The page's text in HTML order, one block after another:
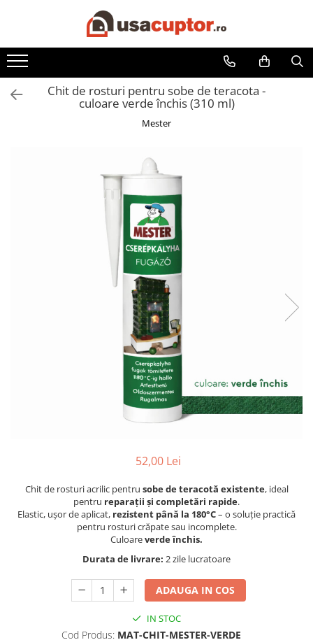
Accesorii si componente
Cuptor soba
Admisie aer pentru ardere
Chit de rosturi pentru sobe de teracota -
culoare verde închis (310 ml)
Mester
52,00 Lei
Chit de rosturi acrilic pentru sobe de teracotă existente, ideal
pentru reparații și completări rapide.
Elastic, ușor de aplicat, rezistent până la 180°C– o soluție practică
pentru rosturi crăpate sau incomplete.
Culoareverde închis.
Durata de livrare: 2 zile lucratoare
ADAUGA IN COS
IN STOC
Cod Produs: MAT-CHIT-MESTER-VERDE